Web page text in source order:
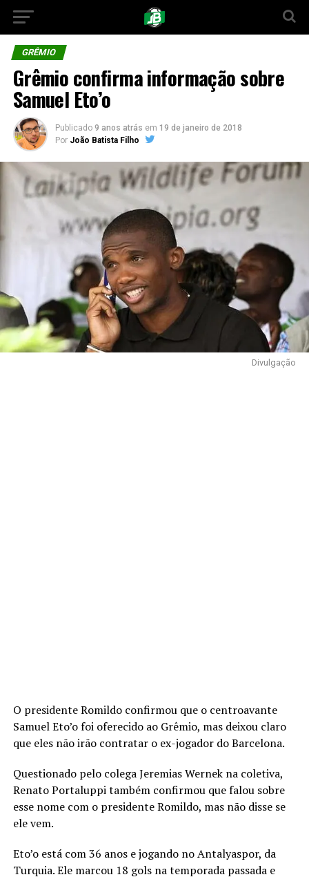
GRÊMIO
Grêmio confirma informação sobre
Samuel Eto’o
Publicado 9 anos atrás em 19 de janeiro de 2018
Por João Batista Filho
Divulgação
O presidente Romildo confirmou que o centroavante
Samuel Eto’o foi oferecido ao Grêmio, mas deixou claro
que eles não irão contratar o ex-jogador do Barcelona.
Questionado pelo colega Jeremias Wernek na coletiva,
Renato Portaluppi também confirmou que falou sobre
esse nome com o presidente Romildo, mas não disse se
ele vem.
Eto’o está com 36 anos e jogando no Antalyaspor, da
Turquia. Ele marcou 18 gols na temporada passada e